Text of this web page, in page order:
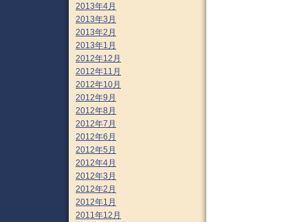
2013年4月
2013年3月
2013年2月
2013年1月
2012年12月
2012年11月
2012年10月
2012年9月
2012年8月
2012年7月
2012年6月
2012年5月
2012年4月
2012年3月
2012年2月
2012年1月
2011年12月